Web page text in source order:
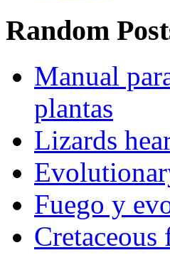
Random
Manual
plantas
Lizards
Fuego y
Cretaceous